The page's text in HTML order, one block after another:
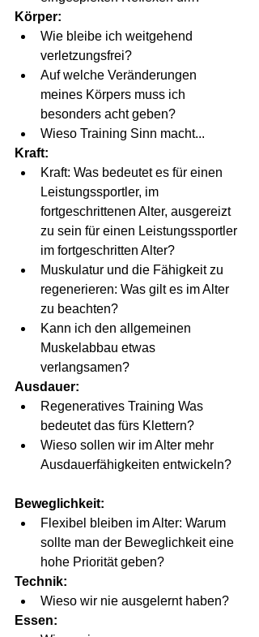
Körper:
Wie bleibe ich weitgehend
verletzungsfrei?
Auf welche Veränderungen
meines Körpers muss ich
besonders acht geben?
Wieso Training Sinn macht...
Kraft:
Kraft: Was bedeutet es für einen
Leistungssportler, im
fortgeschrittenen Alter, ausgereizt
zu sein für einen Leistungssportler
im fortgeschritten Alter?
Muskulatur und die Fähigkeit zu
regenerieren: Was gilt es im Alter
zu beachten?
Kann ich den allgemeinen
Muskelabbau etwas
verlangsamen?
Ausdauer:
Regeneratives Training Was
bedeutet das fürs Klettern?
Wieso sollen wir im Alter mehr
Ausdauerfähigkeiten entwickeln?
Beweglichkeit:
Flexibel bleiben im Alter: Warum
sollte man der Beweglichkeit eine
hohe Priorität geben?
Technik:
Wieso wir nie ausgelernt haben?
Essen: